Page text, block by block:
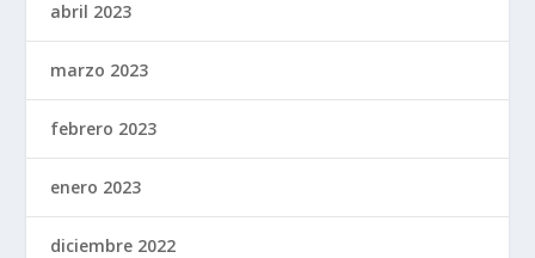
abril 2023
marzo 2023
febrero 2023
enero 2023
diciembre 2022